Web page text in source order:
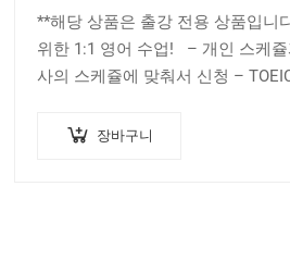
**해당 상품은 출강 전용 상품입니
위한 1:1 영어 수업! – 개인 스케
사의 스케쥴에 맞춰서 신청 –
장바구니